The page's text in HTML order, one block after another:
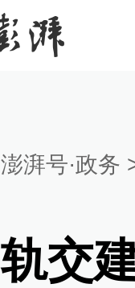
澎湃号·政务
轨交